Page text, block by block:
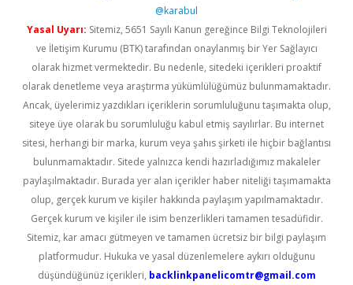
@karabul
Yasal Uyarı: Sitemiz, 5651 Sayılı Kanun gereğince Bilgi Teknolojileri
ve İletişim Kurumu (BTK) tarafından onaylanmış bir Yer Sağlayıcı
olarak hizmet vermektedir. Bu nedenle, sitedeki içerikleri proaktif
olarak denetleme veya araştırma yükümlülüğümüz bulunmamaktadır.
Ancak, üyelerimiz yazdıkları içeriklerin sorumluluğunu taşımakta olup,
siteye üye olarak bu sorumluluğu kabul etmiş sayılırlar. Bu internet
sitesi, herhangi bir marka, kurum veya şahıs şirketi ile hiçbir bağlantısı
bulunmamaktadır. Sitede yalnızca kendi hazırladığımız makaleler
paylaşılmaktadır. Burada yer alan içerikler haber niteliği taşımamakta
olup, gerçek kurum ve kişiler hakkında paylaşım yapılmamaktadır.
Gerçek kurum ve kişiler ile isim benzerlikleri tamamen tesadüfidir.
Sitemiz, kar amacı gütmeyen ve tamamen ücretsiz bir bilgi paylaşım
platformudur. Hukuka ve yasal düzenlemelere aykırı olduğunu
düşündüğünüz içerikleri, backlinkpanelicomtr@gmail.com